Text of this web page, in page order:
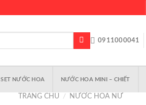
0911000041
SET NƯỚC HOA NƯỚC HOA MINI – CHIẾT
TRANG CHỦ / NƯỚC HOA NỮ